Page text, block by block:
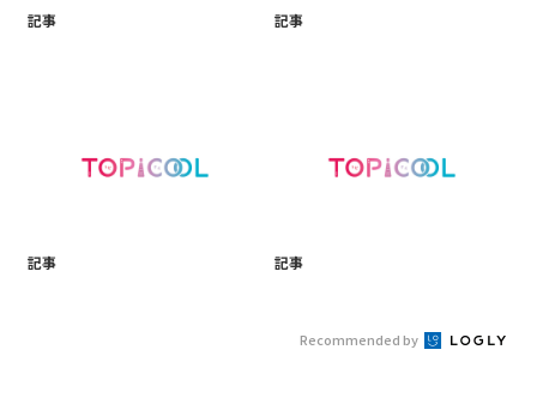
記事 記事
記事 記事
Recommended by